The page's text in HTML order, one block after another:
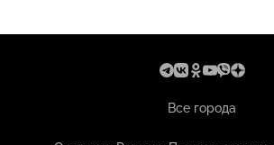
Все города